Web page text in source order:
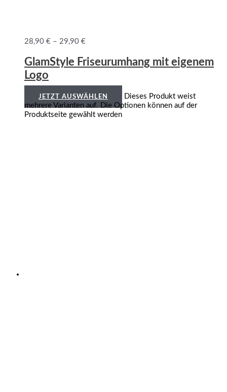
28,90 € – 29,90 €
GlamStyle Friseurumhang mit eigenem
Logo
JETZT AUSWÄHLEN
Dieses Produkt weist
mehrere Varianten auf. Die Optionen können auf der
Produktseite gewählt werden